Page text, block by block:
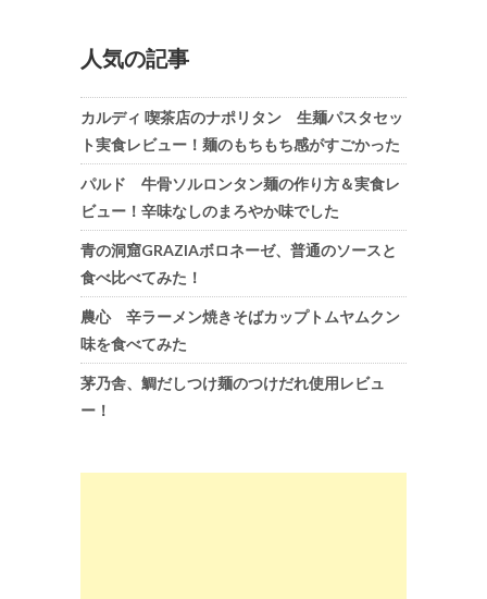
人気の記事
カルディ 喫茶店のナポリタン 生麺パスタセッ
ト実食レビュー！麺のもちもち感がすごかった
パルド 牛骨ソルロンタン麺の作り方＆実食レ
ビュー！辛味なしのまろやか味でした
青の洞窟GRAZIAボロネーゼ、普通のソースと
食べ比べてみた！
農心 辛ラーメン焼きそばカップトムヤムクン
味を食べてみた
茅乃舎、鯛だしつけ麺のつけだれ使用レビュ
ー！